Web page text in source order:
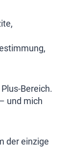
Bereich.
und mich
der einzige